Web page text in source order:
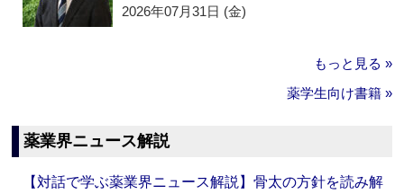
2026年07月31日 (金)
もっと見る »
薬学生向け書籍 »
薬業界ニュース解説
【対話で学ぶ薬業界ニュース解説】骨太の方針を読み解